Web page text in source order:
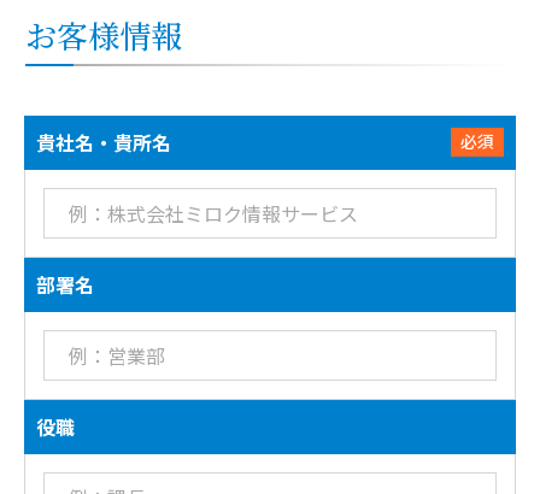
お客様情報
必須
貴社名・貴所名
部署名
役職